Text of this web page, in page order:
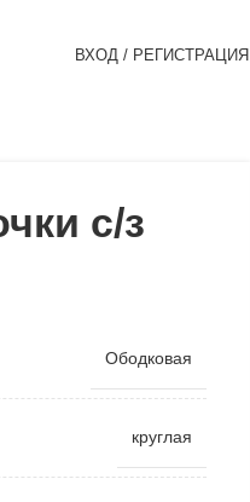
ВХОД / РЕГИСТРАЦИЯ
с/з
Ободковая
круглая